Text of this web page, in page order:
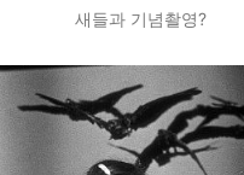
새들과 기념촬영?